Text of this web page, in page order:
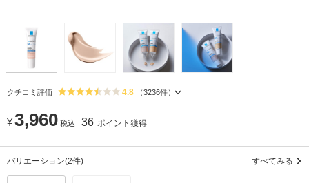
クチコミ評価 4.8 （3236件）
¥3,960 税込 36 ポイント獲得
バリエーション(2件) すべてみる